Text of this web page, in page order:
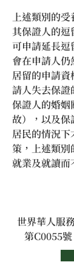
上述類別的
其保證人的
可申請延長
會在申請人
居留的申請
請人失去保證
保證人的婚姻
故），以及保
居民的情況
策，上述類
就業及就讀而
世界華人服
第C0055號